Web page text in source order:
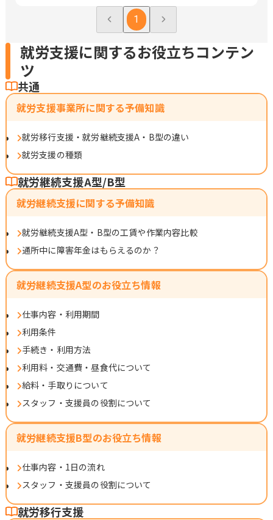
1
就労支援に関するお役立ちコンテン
ツ
共通
就労支援事業所に関する予備知識
就労移行支援・就労継続支援A・B型の違い
就労支援の種類
就労継続支援A型/B型
就労継続支援に関する予備知識
就労継続支援A型・B型の工賃や作業内容比較
通所中に障害年金はもらえるのか？
就労継続支援A型のお役立ち情報
仕事内容・利用期間
利用条件
手続き・利用方法
利用料・交通費・昼食代について
給料・手取りについて
スタッフ・支援員の役割について
就労継続支援B型のお役立ち情報
仕事内容・1日の流れ
スタッフ・支援員の役割について
就労移行支援